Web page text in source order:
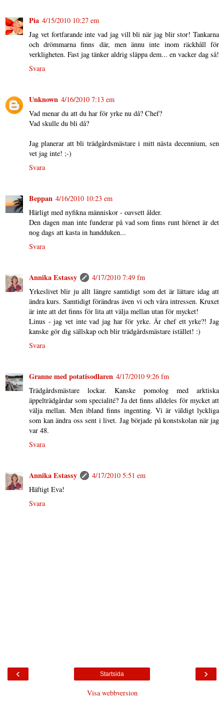
Pia 4/15/2010 10:27 em
Jag vet fortfarande inte vad jag vill bli när jag blir stor! Tankarna
och drömmarna finns där, men ännu inte inom räckhåll för
verkligheten. Fast jag tänker aldrig släppa dem... en vacker dag så!
Svara
Unknown 4/16/2010 7:13 em
Vad menar du att du har för yrke nu då? Chef?
Vad skulle du bli då?
Jag planerar att bli trädgårdsmästare i mitt nästa decennium, sen
vet jag inte! ;-)
Svara
Beppan 4/16/2010 10:23 em
Härligt med nyfikna människor - oavsett ålder.
Den dagen man inte funderar på vad som finns runt hörnet är det
nog dags att kasta in handduken...
Svara
Annika Estassy
4/17/2010 7:49 fm
Yrkeslivet blir ju allt längre samtidigt som det är lättare idag att
ändra kurs. Samtidigt förändras även vi och våra intressen. Kruxet
är inte att det finns för lita att välja mellan utan för mycket!
Linus - jag vet inte vad jag har för yrke. Är chef ett yrke?! Jag
kanske gör dig sällskap och blir trädgårdsmästare istället! :)
Svara
Granne med potatisodlaren 4/17/2010 9:26 fm
Trädgårdsmästare lockar. Kanske pomolog med arktiska
äppelträdgårdar som specialité? Ja det finns alldeles för mycket att
välja mellan. Men ibland finns ingenting. Vi är väldigt lyckliga
som kan ändra oss sent i livet. Jag började på konstskolan när jag
var 48.
Svara
Annika Estassy
4/17/2010 5:51 em
Häftigt Eva!
Svara
‹ ›
Startsida
Visa webbversion